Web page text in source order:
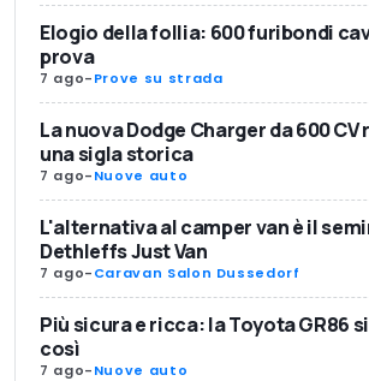
Elogio della follia: 600 furibondi
prova
7 ago-Prove su strada
La nuova Dodge Charger da 600
una sigla storica
7 ago-Nuove auto
L'alternativa al camper van è il
Dethleffs Just Van
7 ago-Caravan Salon Dussedorf
Più sicura e ricca: la Toyota GR86
così
7 ago-Nuove auto